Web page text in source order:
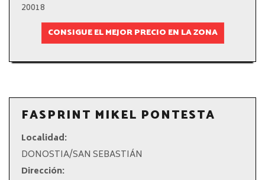
20018
CONSIGUE EL MEJOR PRECIO EN LA ZONA
FASPRINT MIKEL PONTESTA
Localidad:
DONOSTIA/SAN SEBASTIÁN
Dirección: